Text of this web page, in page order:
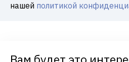
нашей политикой
Вам будет это